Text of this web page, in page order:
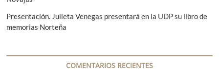
t
r
d
Presentación. Julieta Venegas presentará en la UDP su libro de
memorias Norteña
COMENTARIOS RECIENTES